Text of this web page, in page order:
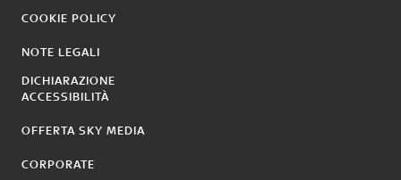
COOKIE POLICY
NOTE LEGALI
DICHIARAZIONE
ACCESSIBILITÀ
OFFERTA SKY MEDIA
CORPORATE